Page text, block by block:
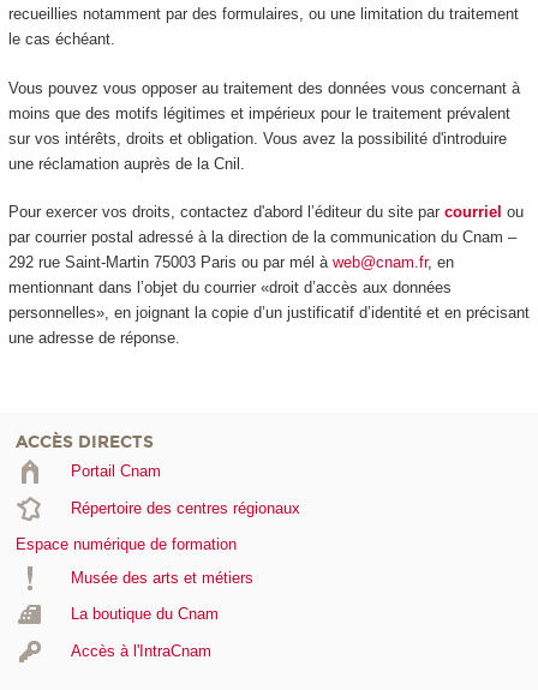
recueillies notamment par des formulaires, ou une limitation du traitement
le cas échéant.
Vous pouvez vous opposer au traitement des données vous concernant à
moins que des motifs légitimes et impérieux pour le traitement prévalent
sur vos intérêts, droits et obligation. Vous avez la possibilité d'introduire
une réclamation auprès de la Cnil.
Pour exercer vos droits, contactez d'abord l’éditeur du site par courriel ou
par courrier postal adressé à la direction de la communication du Cnam –
292 rue Saint-Martin 75003 Paris ou par mél à web@cnam.fr, en
mentionnant dans l’objet du courrier «droit d’accès aux données
personnelles», en joignant la copie d’un justificatif d’identité et en précisant
une adresse de réponse.
ACCÈS DIRECTS
Portail Cnam
Répertoire des centres régionaux
Espace numérique de formation
Musée des arts et métiers
La boutique du Cnam
Accès à l'IntraCnam